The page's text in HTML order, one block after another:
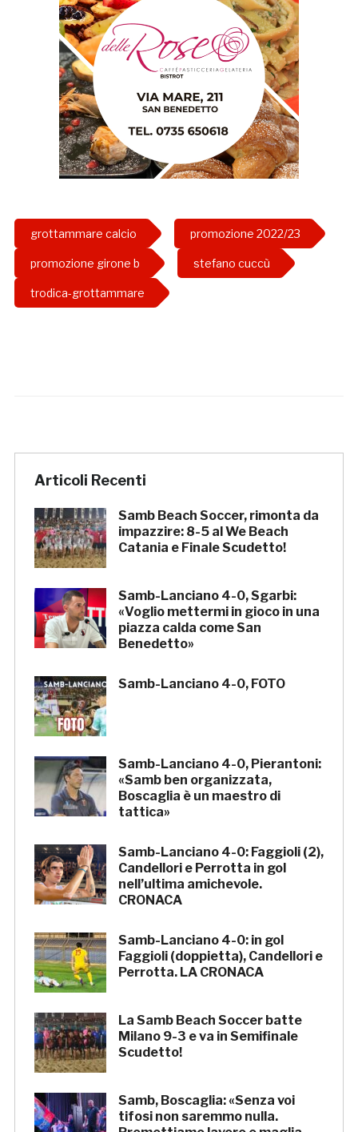
grottammare calcio promozione 2022/23
promozione girone b stefano cuccù
trodica-grottammare
Articoli Recenti
Samb Beach Soccer, rimonta da
impazzire: 8-5 al We Beach
Catania e Finale Scudetto!
Samb-Lanciano 4-0, Sgarbi:
«Voglio mettermi in gioco in una
piazza calda come San
Benedetto»
Samb-Lanciano 4-0, FOTO
Samb-Lanciano 4-0, Pierantoni:
«Samb ben organizzata,
Boscaglia è un maestro di
tattica»
Samb-Lanciano 4-0: Faggioli (2),
Candellori e Perrotta in gol
nell’ultima amichevole.
CRONACA
Samb-Lanciano 4-0: in gol
Faggioli (doppietta), Candellori e
Perrotta. LA CRONACA
La Samb Beach Soccer batte
Milano 9-3 e va in Semifinale
Scudetto!
Samb, Boscaglia: «Senza voi
tifosi non saremmo nulla.